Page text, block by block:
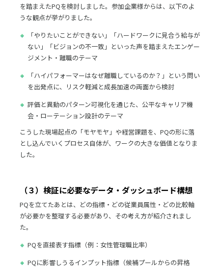
を踏まえたPQを検討しました。参加企業様からは、以下のよ
うな観点が挙がりました。
「やりたいことができない」「ハードワークに見合う給与が
ない」「ビジョンの不一致」といった声を踏まえたエンゲー
ジメント・離職のテーマ
「ハイパフォーマーはなぜ離職しているのか？」という問い
を出発点に、リスク軽減と成長加速の両面から検討
評価と異動のパターン可視化を通じた、公平なキャリア機
会・ローテーション設計のテーマ
こうした現場起点の「モヤモヤ」や経営課題を、PQの形に落
とし込んでいくプロセス自体が、ワークの大きな価値となりま
した。
（３）検証に必要なデータ・ダッシュボード構想
PQを立てたあとは、どの指標・どの従業員属性・どの比較軸
が必要かを整理する必要があり、その考え方が紹介されまし
た。
PQを直接表す指標（例：女性管理職比率）
PQに影響しうるインプット指標（候補プールからの昇格